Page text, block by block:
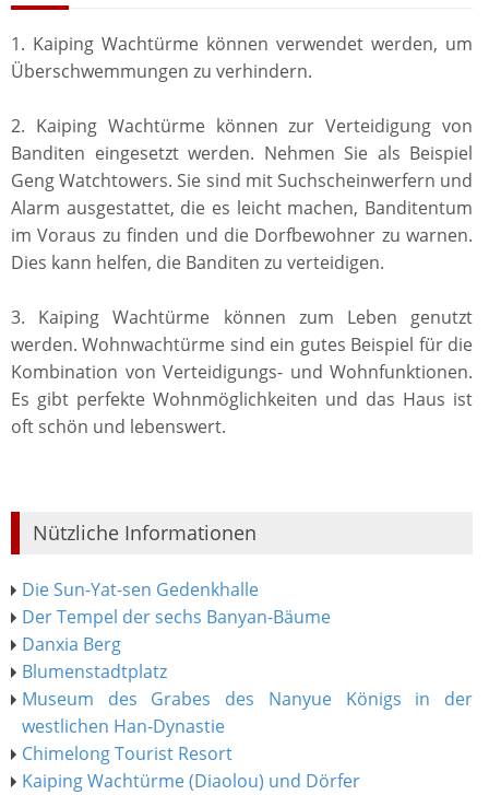
1. Kaiping Wachtürme können verwendet werden, um
Überschwemmungen zu verhindern.
2. Kaiping Wachtürme können zur Verteidigung von
Banditen eingesetzt werden. Nehmen Sie als Beispiel
Geng Watchtowers. Sie sind mit Suchscheinwerfern und
Alarm ausgestattet, die es leicht machen, Banditentum
im Voraus zu finden und die Dorfbewohner zu warnen.
Dies kann helfen, die Banditen zu verteidigen.
3. Kaiping Wachtürme können zum Leben genutzt
werden. Wohnwachtürme sind ein gutes Beispiel für die
Kombination von Verteidigungs- und Wohnfunktionen.
Es gibt perfekte Wohnmöglichkeiten und das Haus ist
oft schön und lebenswert.
Nützliche Informationen
Die Sun-Yat-sen Gedenkhalle
Der Tempel der sechs Banyan-Bäume
Danxia Berg
Blumenstadtplatz
Museum des Grabes des Nanyue Königs in der
westlichen Han-Dynastie
Chimelong Tourist Resort
Kaiping Wachtürme (Diaolou) und Dörfer